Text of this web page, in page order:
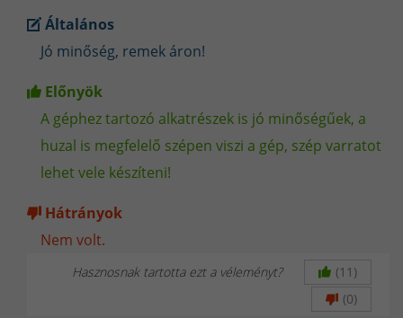
Általános
Jó minőség, remek áron!
Előnyök
A géphez tartozó alkatrészek is jó minőségűek, a
huzal is megfelelő szépen viszi a gép, szép varratot
lehet vele készíteni!
Hátrányok
Nem volt.
Hasznosnak tartotta ezt a véleményt?
(11)
(0)